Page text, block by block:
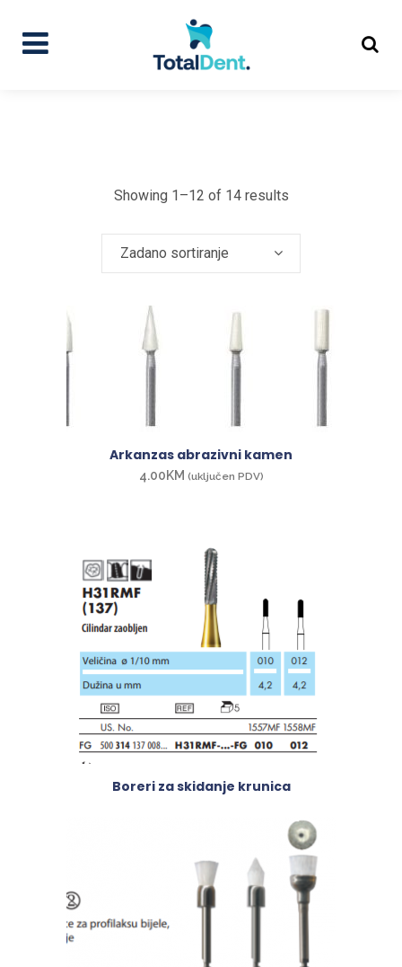
Showing 1–12 of 14 results
Zadano sortiranje
Arkanzas abrazivni kamen
4.00KM (uključen PDV)
Boreri za skidanje krunica